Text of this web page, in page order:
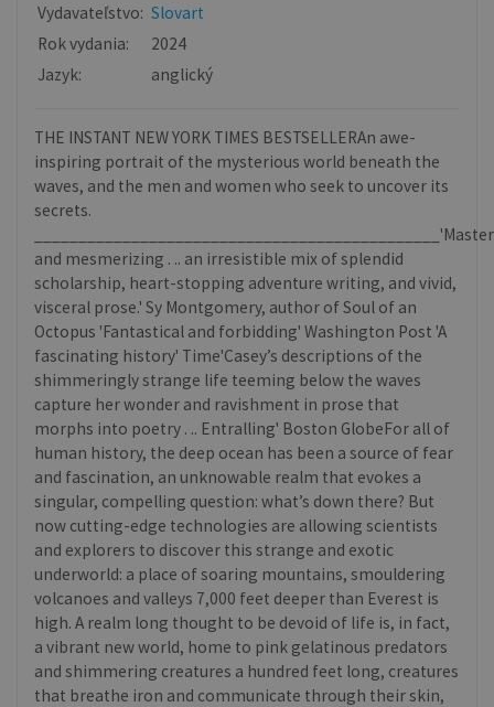
Vydavateľstvo: Slovart
Rok vydania:
2024
Jazyk:
anglický
THE INSTANT NEW YORK TIMES BESTSELLERAn awe-
inspiring portrait of the mysterious world beneath the
waves, and the men and women who seek to uncover its
secrets.
and mesmerizing . .. an irresistible mix of splendid
scholarship, heart-stopping adventure writing, and vivid,
visceral prose.' Sy Montgomery, author of Soul of an
Octopus 'Fantastical and forbidding' Washington Post 'A
fascinating history' Time'Casey’s descriptions of the
shimmeringly strange life teeming below the waves
capture her wonder and ravishment in prose that
morphs into poetry . .. Entralling' Boston GlobeFor all of
human history, the deep ocean has been a source of fear
and fascination, an unknowable realm that evokes a
singular, compelling question: what’s down there? But
now cutting-edge technologies are allowing scientists
and explorers to discover this strange and exotic
underworld: a place of soaring mountains, smouldering
volcanoes and valleys 7,000 feet deeper than Everest is
high. A realm long thought to be devoid of life is, in fact,
a vibrant new world, home to pink gelatinous predators
and shimmering creatures a hundred feet long, creatures
that breathe iron and communicate through their skin,